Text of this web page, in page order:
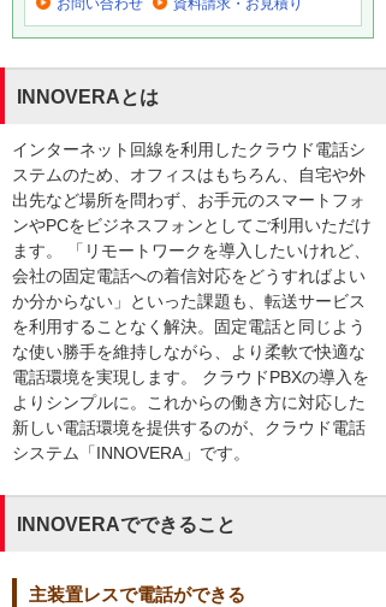
INNOVERAとは
インターネット回線を利用したクラウド電話シ
ステムのため、オフィスはもちろん、自宅や外
出先など場所を問わず、お手元のスマートフォ
ンやPCをビジネスフォンとしてご利用いただけ
ます。 「リモートワークを導入したいけれど、
会社の固定電話への着信対応をどうすればよい
か分からない」といった課題も、転送サービス
を利用することなく解決。固定電話と同じよう
な使い勝手を維持しながら、より柔軟で快適な
電話環境を実現します。 クラウドPBXの導入を
よりシンプルに。これからの働き方に対応した
新しい電話環境を提供するのが、クラウド電話
システム「INNOVERA」です。
INNOVERAでできること
主装置レスで電話ができる